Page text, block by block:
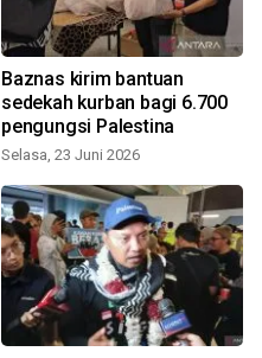
Baznas kirim bantuan
sedekah kurban bagi 6.700
pengungsi Palestina
Selasa, 23 Juni 2026